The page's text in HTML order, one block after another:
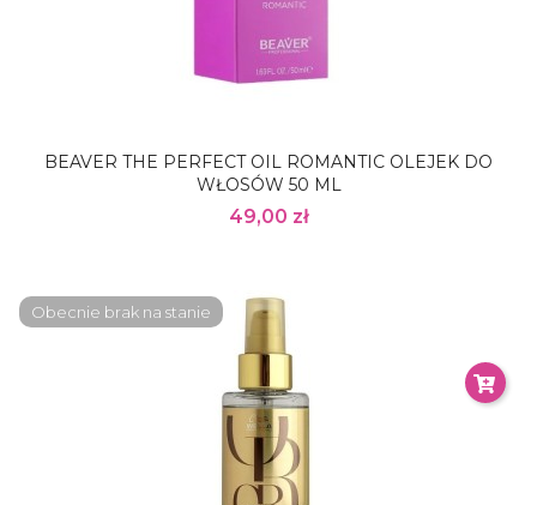
BEAVER THE PERFECT OIL ROMANTIC OLEJEK DO
WŁOSÓW 50 ML
49,00 zł
Obecnie brak na stanie